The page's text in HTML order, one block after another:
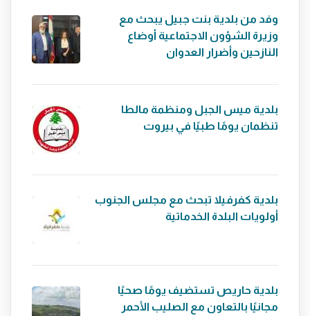
وفد من بلدية بنت جبيل يبحث مع
وزيرة الشؤون الاجتماعية أوضاع
النازحين وأضرار العدوان
بلدية ميس الجبل ومنظمة مالطا
تنظمان يومًا طبيًا في بيروت
بلدية كفرفيلا تبحث مع مجلس الجنوب
أولويات البلدة الخدماتية
بلدية حاريص تستضيف يومًا صحيًا
مجانيًا بالتعاون مع الصليب الأحمر